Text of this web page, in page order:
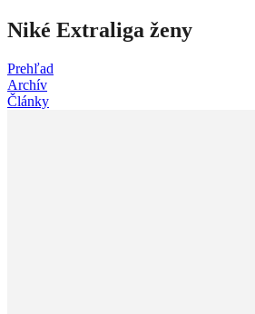
Niké Extraliga ženy
Prehľad
Archív
Články